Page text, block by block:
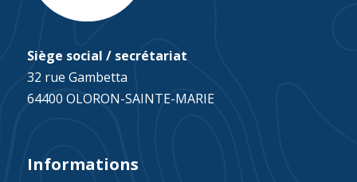
Siège social / secrétariat
32 rue Gambetta
64400 OLORON-SAINTE-MARIE
Informations